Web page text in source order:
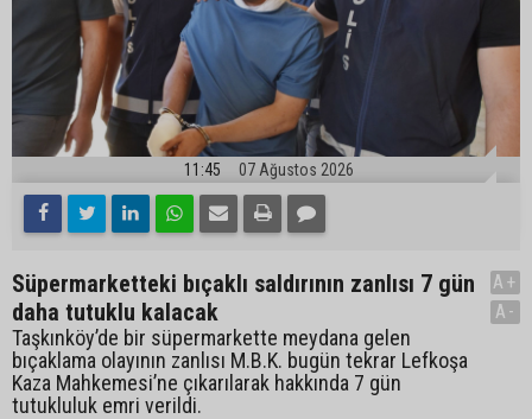
11:45 07 Ağustos 2026
Süpermarketteki bıçaklı saldırının zanlısı 7 gün
daha tutuklu kalacak
Taşkınköy’de bir süpermarkette meydana gelen
bıçaklama olayının zanlısı M.B.K. bugün tekrar Lefkoşa
Kaza Mahkemesi’ne çıkarılarak hakkında 7 gün
tutukluluk emri verildi.
A+
A-